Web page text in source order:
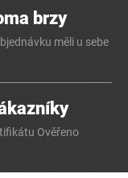
brzy
měli u sebe
Ověřeno